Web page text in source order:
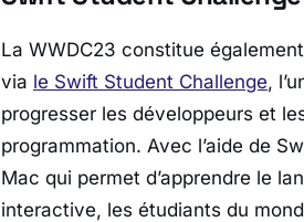
La WWDC23 constitue
via le Swift Student Challenge,
progresser les développeurs et
programmation. Avec l’aide de
Mac qui permet d’apprendre le
interactive, les étudiants du